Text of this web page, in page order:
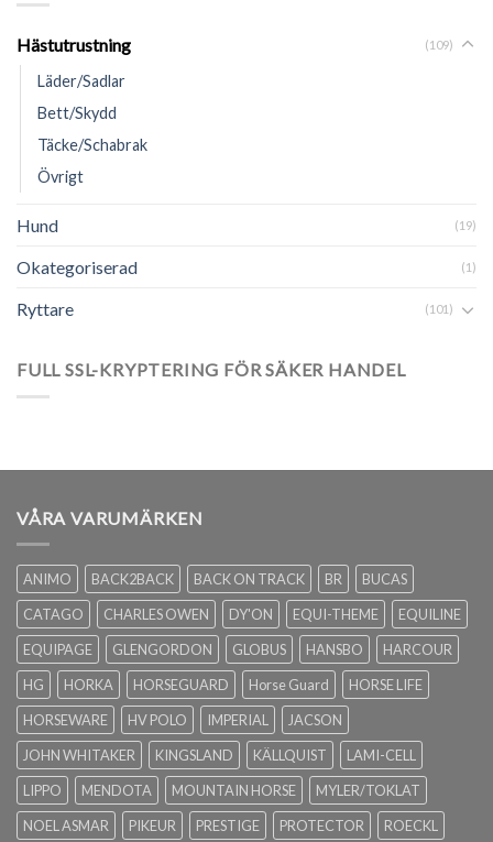
Hästutrustning (109)
Läder/Sadlar
Bett/Skydd
Täcke/Schabrak
Övrigt
Hund (19)
Okategoriserad (1)
Ryttare (101)
FULL SSL-KRYPTERING FÖR SÄKER HANDEL
VÅRA VARUMÄRKEN
ANIMO BACK2BACK BACK ON TRACK BR
BUCAS
CATAGO
CHARLES OWEN DY'ON EQUI-THEME
EQUILINE
EQUIPAGE
GLENGORDON GLOBUS HANSBO
HARCOUR
HG
HORKA HORSEGUARD Horse Guard
HORSE LIFE
HORSEWARE
HV POLO IMPERIAL
JACSON
JOHN WHITAKER
KINGSLAND KÄLLQUIST
LAMI-CELL
LIPPO
MENDOTA MOUNTAIN HORSE
MYLER/TOKLAT
NOEL ASMAR
PIKEUR PRESTIGE PROTECTOR ROECKL